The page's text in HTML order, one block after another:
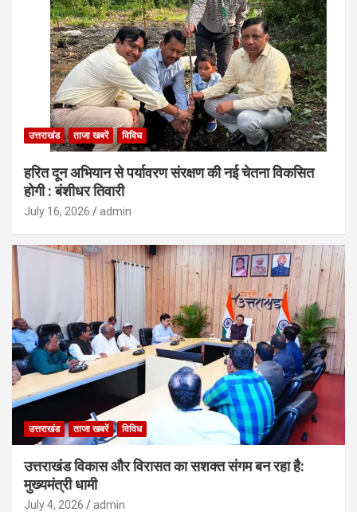
उत्तराखंड ताजा खबरें विविध
हरित दून अभियान से पर्यावरण संरक्षण की नई चेतना विकसित
होगी : बंशीधर तिवारी
July 16, 2026 admin
उत्तराखंड ताजा खबरें विविध
उत्तराखंड विकास और विरासत का सशक्त संगम बन रहा है:
मुख्यमंत्री धामी
July 4, 2026 admin